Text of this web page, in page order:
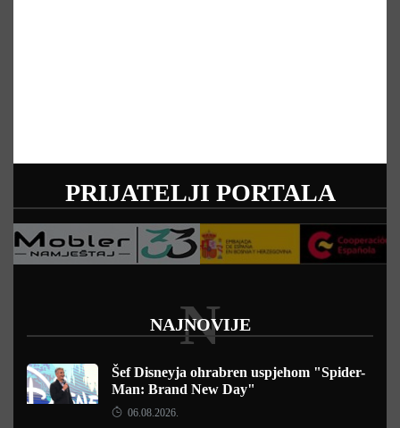
PRIJATELJI PORTALA
NAJNOVIJE
N
Šef Disneyja ohrabren uspjehom "Spider-
Man: Brand New Day"
06.08.2026.